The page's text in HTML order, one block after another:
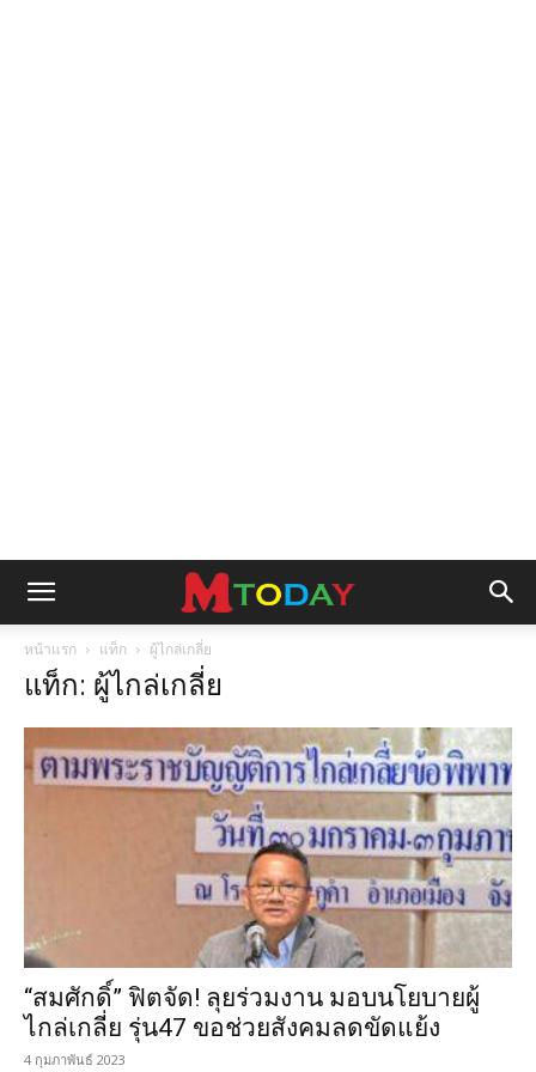
หน้าแรก แท็ก ผู้ไกล่เกลี่ย
แท็ก: ผู้ไกล่เกลี่ย
“สมศักดิ์” ฟิตจัด! ลุยร่วมงาน มอบนโยบายผู้
ไกล่เกลี่ย รุ่น47 ขอช่วยสังคมลดขัดแย้ง
4 กุมภาพันธ์ 2023